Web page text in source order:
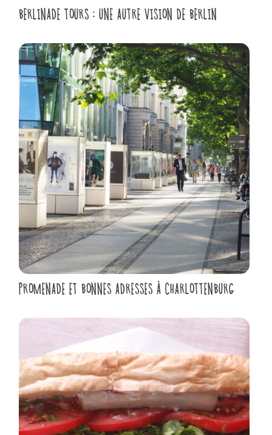
BERLINADE TOURS : UNE AUTRE VISION DE BERLIN
PROMENADE ET BONNES ADRESSES À CHARLOTTENBURG